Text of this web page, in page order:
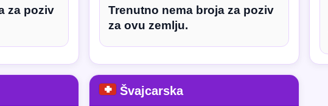
za poziv
Trenutno nema broja za poziv
za ovu zemlju.
Švajcarska